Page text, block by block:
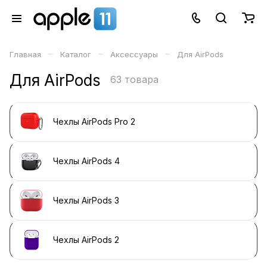
Главная – Каталог – Аксессуары – Для AirPods
Для AirPods 63 товара
Чехлы AirPods Pro 2
Чехлы AirPods 4
Чехлы AirPods 3
Чехлы AirPods 2